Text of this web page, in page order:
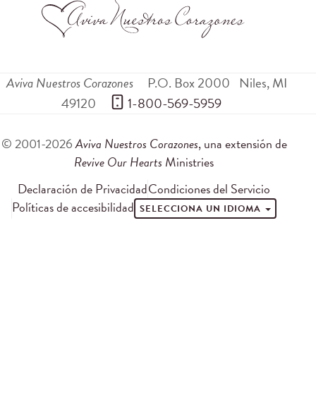
Aviva Nuestros Corazones P.O. Box 2000 Niles,MI
49120
1-800-569-5959
© 2001-2026Aviva Nuestros Corazones, una extensión de
Revive Our Hearts Ministries
Declaración de PrivacidadCondiciones del Servicio
Políticas de accesibilidad SELECCIONA UN IDIOMA